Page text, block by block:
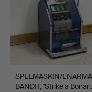
SPELMASKIN/
BANDIT, "Strike a